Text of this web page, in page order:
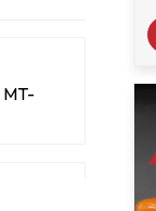
MT-